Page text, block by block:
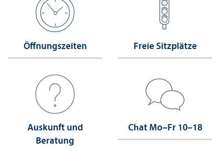
Öffnungs­zeiten Freie Sitzplätze
Auskunft und
Beratung
Chat Mo–Fr 10–18